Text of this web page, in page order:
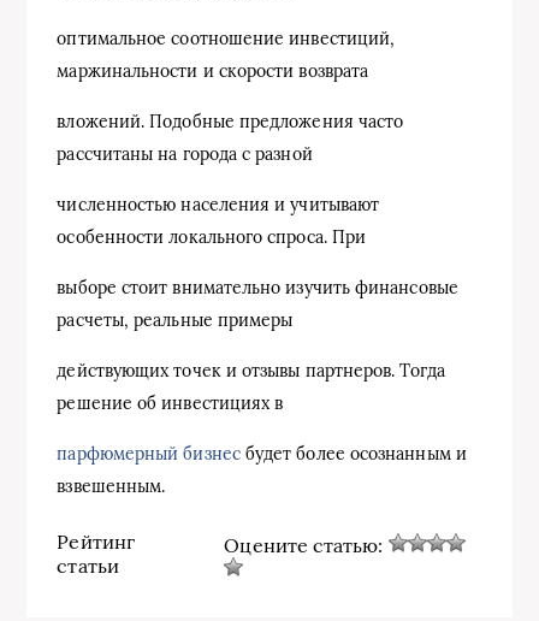
оптимальное соотношение инвестиций,
маржинальности и скорости возврата
вложений. Подобные предложения часто
рассчитаны на города с разной
численностью населения и учитывают
особенности локального спроса. При
выборе стоит внимательно изучить финансовые
расчеты, реальные примеры
действующих точек и отзывы партнеров. Тогда
решение об инвестициях в
парфюмерный бизнес будет более осознанным и
взвешенным.
Рейтинг
статьи
Оцените статью: